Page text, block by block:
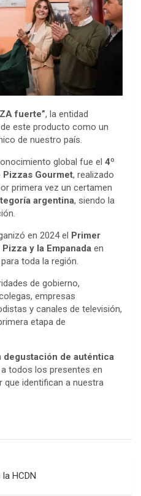
fuerte”, la entidad
este producto como un
de nuestro país.
global fue el 4º
Pizzas Gourmet, realizado
primera vez un certamen
argentina, siendo la
en 2024 el Primer
y la Empanada en
toda la región.
de gobierno,
empresas
y canales de televisión,
etapa de
degustación de auténtica
todos los presentes en
que identifican a nuestra
HCDN